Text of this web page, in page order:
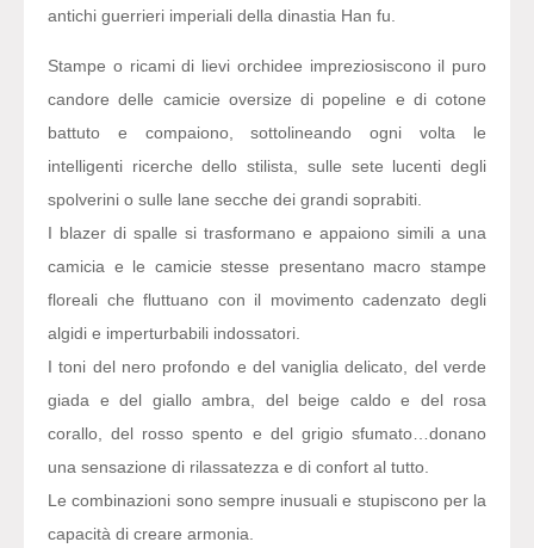
antichi guerrieri imperiali della dinastia Han fu.
Stampe o ricami di lievi orchidee impreziosiscono il puro
candore delle camicie oversize di popeline e di cotone
battuto e compaiono, sottolineando ogni volta le
intelligenti ricerche dello stilista, sulle sete lucenti degli
spolverini o sulle lane secche dei grandi soprabiti.
I blazer di spalle si trasformano e appaiono simili a una
camicia e le camicie stesse presentano macro stampe
floreali che fluttuano con il movimento cadenzato degli
algidi e imperturbabili indossatori.
I toni del nero profondo e del vaniglia delicato, del verde
giada e del giallo ambra, del beige caldo e del rosa
corallo, del rosso spento e del grigio sfumato…donano
una sensazione di rilassatezza e di confort al tutto.
Le combinazioni sono sempre inusuali e stupiscono per la
capacità di creare armonia.